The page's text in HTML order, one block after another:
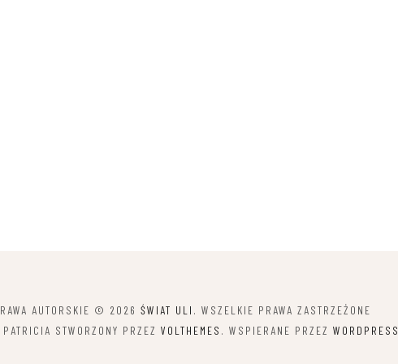
AUTORSKIE © 2026 ŚWIAT ULI . WSZELKIE PRAWA ZASTRZEŻONE
PATRICIA STWORZONY PRZEZ VOLTHEMES . WSPIERANE PRZEZ WORDPRESS